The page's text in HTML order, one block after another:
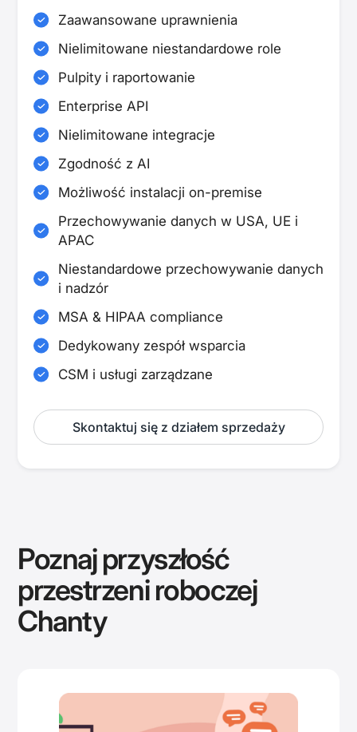
Zaawansowane uprawnienia
Nielimitowane niestandardowe role
Pulpity i raportowanie
Enterprise API
Nielimitowane integracje
Zgodność z AI
Możliwość instalacji on-premise
Przechowywanie danych w USA, UE i
APAC
Niestandardowe przechowywanie danych
i nadzór
MSA & HIPAA compliance
Dedykowany zespół wsparcia
CSM i usługi zarządzane
Skontaktuj się z działem sprzedaży
Poznaj przyszłość
przestrzeni roboczej
Chanty